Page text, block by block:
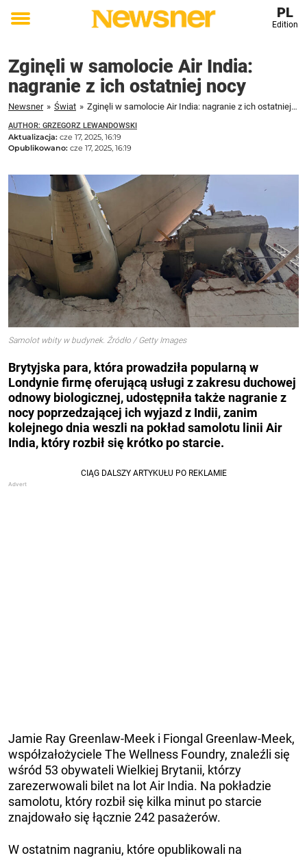
Toggle
PL
Edition
Zginęli w samolocie Air India:
nagranie z ich ostatniej nocy
Newsner » Świat » Zginęli w samolocie Air India: nagranie z ich ostatniej nocy
AUTHOR: GRZEGORZ LEWANDOWSKI
Aktualizacja: cze 17, 2025, 16:19
Opublikowano: cze 17, 2025, 16:19
Samolot wbity w budynek. Źródło / Getty Images
Brytyjska para, która prowadziła popularną w
Londynie firmę oferującą usługi z zakresu duchowej
odnowy biologicznej, udostępniła także nagranie z
nocy poprzedzającej ich wyjazd z Indii, zanim
kolejnego dnia weszli na pokład samolotu linii Air
India, który rozbił się krótko po starcie.
Jamie Ray Greenlaw-Meek i Fiongal Greenlaw-Meek,
współzałożyciele The Wellness Foundry, znaleźli się
wśród 53 obywateli Wielkiej Brytanii, którzy
zarezerwowali bilet na lot Air India. Na pokładzie
samolotu, który rozbił się kilka minut po starcie
znajdowało się łącznie 242 pasażerów.
W ostatnim nagraniu, które opublikowali na